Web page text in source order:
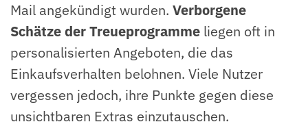
Mail angekündigt wurden. Verborgene
Schätze der Treueprogramme liegen oft in
personalisierten Angeboten, die das
Einkaufsverhalten belohnen. Viele Nutzer
vergessen jedoch, ihre Punkte gegen diese
unsichtbaren Extras einzutauschen.